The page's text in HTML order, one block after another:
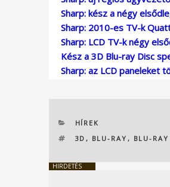
Sharp: kész a négy
Sharp: 2010-es TV-k
Sharp: LCD TV-k négy
Kész a 3D Blu-ray Disc
Sharp: az LCD paneleket
KATEGÓRIÁK
HÍREK
CÍMKÉK
3D , BLU-RAY , BLU-
HIRDETÉS